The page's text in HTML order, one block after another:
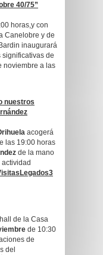
40/75”
horas,y con
Canelobre y de
inaugurará
de
noviembre a las
nuestros
acogerá
las 19:00 horas
de la mano
de la Casa
de 10:30
de
del